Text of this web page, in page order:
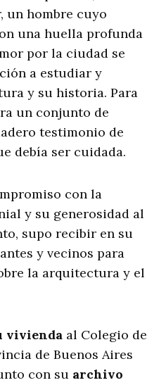
un hombre cuyo
una huella profunda
por la ciudad se
a estudiar y
y su historia. Para
un conjunto de
testimonio de
debía ser cuidada.
con la
y su generosidad al
supo recibir en su
y vecinos para
la arquitectura y el
vivienda al Colegio de
de Buenos Aires
con su archivo